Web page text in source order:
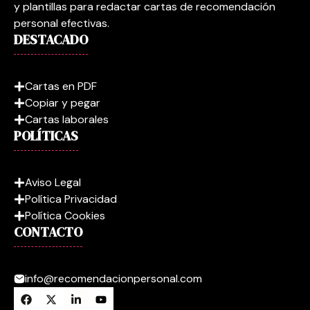
y plantillas para redactar cartas de recomendación
personal efectivas.
DESTACADO
Cartas en PDF
Copiar y pegar
Cartas laborales
POLÍTICAS
Aviso Legal
Política Privacidad
Política Cookies
CONTACTO
info@recomendacionpersonal.com